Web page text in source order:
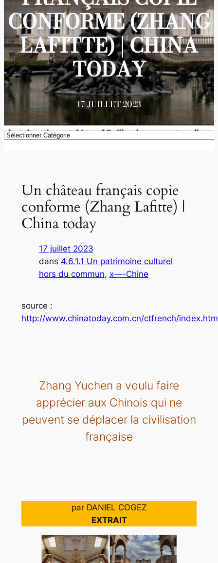
CONFORME (ZHANG
LAFITTE) | CHINA
TODAY
17 JUILLET 2023
Catégories
Un château français copie
conforme (Zhang Lafitte) |
China today
17 juillet 2023
dans 4.6.1.1 Un patrimoine culturel
hors du commun, x—-Chine
source :
http://www.chinatoday.com.cn/ctfrench/index.htm
Zhang Yuchen a voulu faire
apprécier aux Chinois qui ne
peuvent se déplacer la civilisation
française
par DANIEL COGEZ
EXTRAIT